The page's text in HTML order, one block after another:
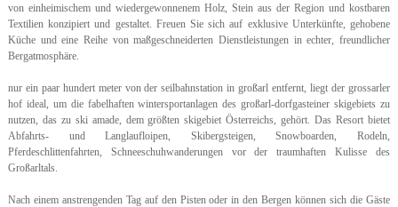
von einheimischem und wiedergewonnenem Holz, Stein aus der Region und kostbaren
Textilien konzipiert und gestaltet. Freuen Sie sich auf exklusive Unterkünfte, gehobene
Küche und eine Reihe von maßgeschneiderten Dienstleistungen in echter, freundlicher
Bergatmosphäre.
nur ein paar hundert meter von der seilbahnstation in großarl entfernt, liegt der grossarler
hof ideal, um die fabelhaften wintersportanlagen des großarl-dorfgasteiner skigebiets zu
nutzen, das zu ski amade, dem größten skigebiet Österreichs, gehört. Das Resort bietet
Abfahrts- und Langlaufloipen, Skibergsteigen, Snowboarden, Rodeln,
Pferdeschlittenfahrten, Schneeschuhwanderungen vor der traumhaften Kulisse des
Großarltals.
Nach einem anstrengenden Tag auf den Pisten oder in den Bergen können sich die Gäste